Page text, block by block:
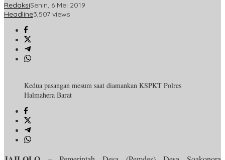
RedaksiSenin, 6 Mei 2019
Headline3,507 views
Kedua pasangan mesum saat diamankan KSPKT Polres
Halmahera Barat